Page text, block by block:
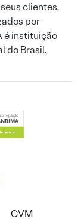
clientes,
por
é instituição
do Brasil.
CVM